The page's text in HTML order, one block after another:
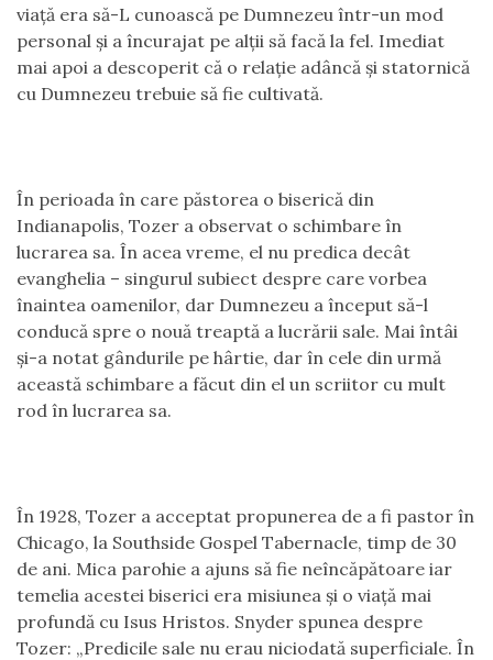
viaţă era să-L cunoască pe Dumnezeu într-un mod
personal şi a încurajat pe alţii să facă la fel. Imediat
mai apoi a descoperit că o relaţie adâncă şi statornică
cu Dumnezeu trebuie să fie cultivată.
În perioada în care păstorea o biserică din
Indianapolis, Tozer a observat o schimbare în
lucrarea sa. În acea vreme, el nu predica decât
evanghelia – singurul subiect despre care vorbea
înaintea oamenilor, dar Dumnezeu a început să-l
conducă spre o nouă treaptă a lucrării sale. Mai întâi
şi-a notat gândurile pe hârtie, dar în cele din urmă
această schimbare a făcut din el un scriitor cu mult
rod în lucrarea sa.
În 1928, Tozer a acceptat propunerea de a fi pastor în
Chicago, la Southside Gospel Tabernacle, timp de 30
de ani. Mica parohie a ajuns să fie neîncăpătoare iar
temelia acestei biserici era misiunea şi o viaţă mai
profundă cu Isus Hristos. Snyder spunea despre
Tozer: „Predicile sale nu erau niciodată superficiale. În